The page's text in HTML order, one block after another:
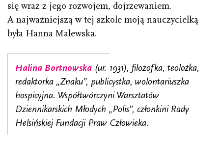
się wraz z jego rozwojem, dojrzewaniem.
A najważniejszą w tej szkole moją nauczycielką
była Hanna Malewska.
Halina Bortnowska (ur. 1931), filozofka, teolożka,
redaktorka „Znaku”, publicystka, wolontariuszka
hospicyjna. Współtwórczyni Warsztatów
Dziennikarskich Młodych „Polis”, członkini Rady
Helsińskiej Fundacji Praw Człowieka.